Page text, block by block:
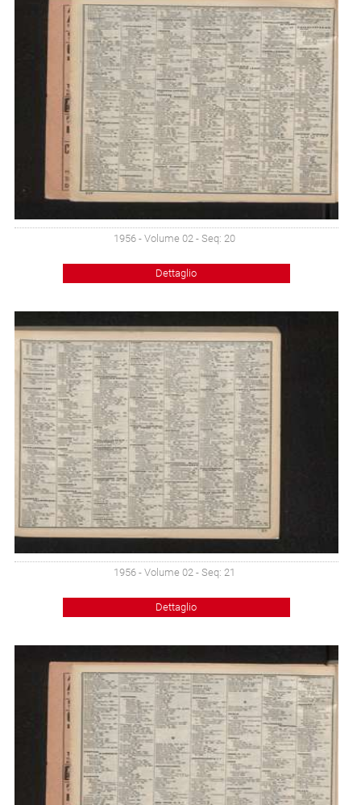
1956 - Volume 02 - Seq: 20
Dettaglio
1956 - Volume 02 - Seq: 21
Dettaglio